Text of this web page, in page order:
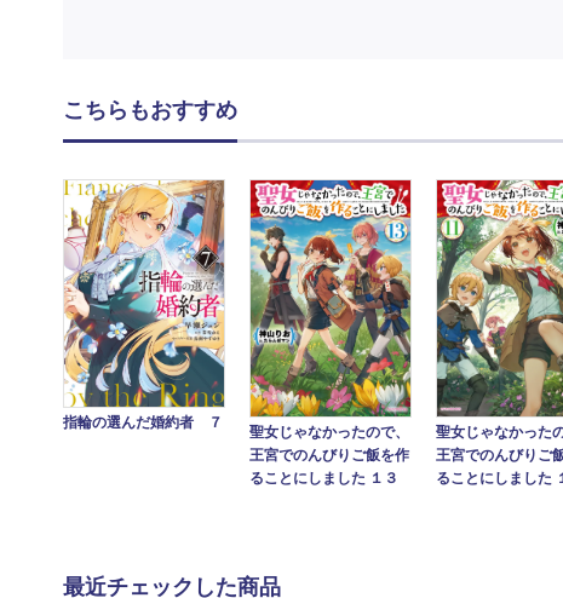
こちらもおすすめ
指輪の選んだ婚約者 ７
聖女じゃなかったので、
王宮でのんびりご飯を作
ることにしました １３
聖女じゃなかったの
王宮でのんびりご
ることにしました
最近チェックした商品